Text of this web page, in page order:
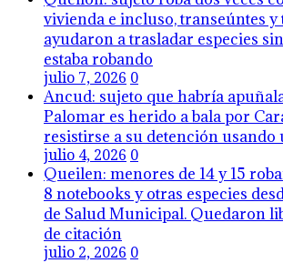
vivienda e incluso, transeúntes y
ayudaron a trasladar especies
estaba robando
julio 7, 2026 0
Ancud: sujeto que habría
Palomar es herido a bala por
resistirse a su detención
julio 4, 2026 0
Queilen: menores de 14 y 15
8 notebooks y otras especies
de Salud Municipal. Quedaron
de citación
julio 2, 2026 0